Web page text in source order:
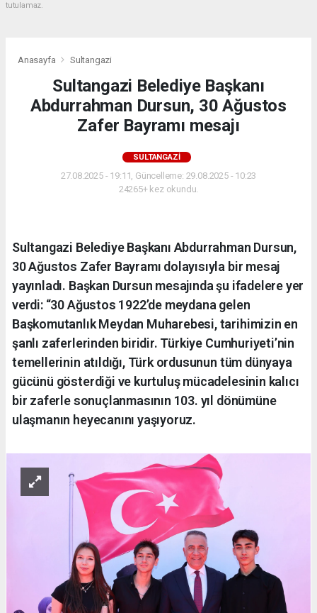
tutulamaz.
Anasayfa Sultangazi
Sultangazi Belediye Başkanı
Abdurrahman Dursun, 30 Ağustos
Zafer Bayramı mesajı
SULTANGAZI
27.08.2025 - 19:11, Güncelleme: 29.08.2025 - 10:23
24265+ kez okundu.
Sultangazi Belediye Başkanı Abdurrahman Dursun,
30 Ağustos Zafer Bayramı dolayısıyla bir mesaj
yayınladı. Başkan Dursun mesajında şu ifadelere yer
verdi: “30 Ağustos 1922’de meydana gelen
Başkomutanlık Meydan Muharebesi, tarihimizin en
şanlı zaferlerinden biridir. Türkiye Cumhuriyeti’nin
temellerinin atıldığı, Türk ordusunun tüm dünyaya
gücünü gösterdiği ve kurtuluş mücadelesinin kalıcı
bir zaferle sonuçlanmasının 103. yıl dönümüne
ulaşmanın heyecanını yaşıyoruz.